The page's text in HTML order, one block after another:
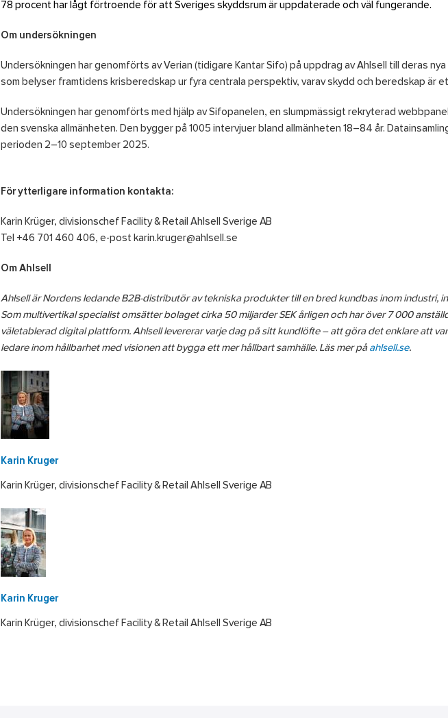
78 procent har lågt förtroende för att Sveriges skyddsrum är uppdaterade och väl fungerande.
Om undersökningen
Undersökningen har genomförts av Verian (tidigare Kantar Sifo) på uppdrag av Ahlsell till deras nya
som belyser framtidens krisberedskap ur fyra centrala perspektiv, varav skydd och beredskap är
Undersökningen har genomförts med hjälp av Sifopanelen, en slumpmässigt rekryterad
den svenska allmänheten. Den bygger på 1005 intervjuer bland allmänheten 18–84 år.
perioden 2–10 september 2025.
För ytterligare information kontakta:
Karin Krüger, divisionschef Facility & Retail Ahlsell Sverige AB
Tel +46 701 460 406, e-post karin.kruger@ahlsell.se
Om Ahlsell
Ahlsell är Nordens ledande B2B-distributör av tekniska produkter till en bred kundbas inom industri,
Som multivertikal specialist omsätter bolaget cirka 50 miljarder SEK årligen och har över 7 000
väletablerad digital plattform. Ahlsell levererar varje dag på sitt kundlöfte – att göra det enklare att
ledare inom hållbarhet med visionen att bygga ett mer hållbart samhälle. Läs mer på ahlsell.se.
Karin Kruger
Karin Krüger, divisionschef Facility & Retail Ahlsell Sverige AB
Karin Kruger
Karin Krüger, divisionschef Facility & Retail Ahlsell Sverige AB